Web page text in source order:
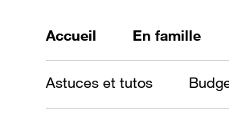
Accueil Bien vivre le digital
En famille
Astuces et tutos